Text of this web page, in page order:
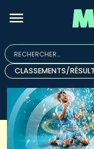
Rechercher :
Quand les
CLASSEMENTS/